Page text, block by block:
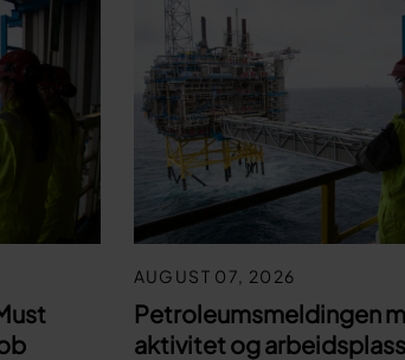
AUGUST 07, 2026
Petroleumsmeldingen
aktivitet og